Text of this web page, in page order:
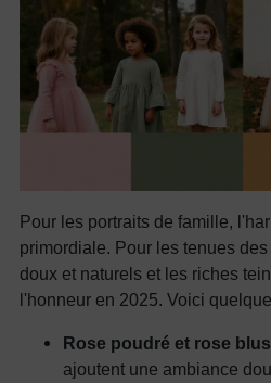
Pour les portraits de famille,
primordiale. Pour les tenues
doux et naturels et les riches
l'honneur en 2025. Voici
Rose poudré et rose
ajoutent une ambiance